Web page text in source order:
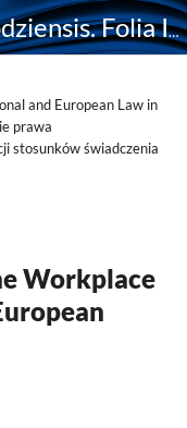
Acta Universitatis Lodziensis. Folia Iuridica
and European Law in
prawa
stosunków świadczenia
Workplace